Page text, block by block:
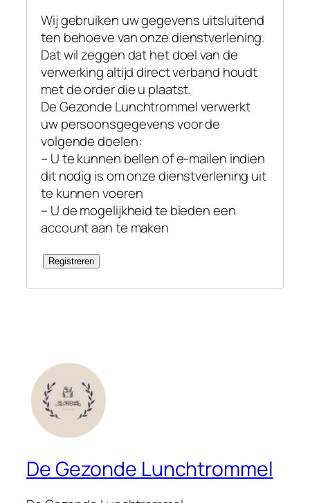
Wij gebruiken uw gegevens uitsluitend
ten behoeve van onze dienstverlening.
Dat wil zeggen dat het doel van de
verwerking altijd direct verband houdt
met de order die u plaatst.
De Gezonde Lunchtrommel verwerkt
uw persoonsgegevens voor de
volgende doelen:
– U te kunnen bellen of e-mailen indien
dit nodig is om onze dienstverlening uit
te kunnen voeren
– U de mogelijkheid te bieden een
account aan te maken
Registreren
De Gezonde Lunchtrommel